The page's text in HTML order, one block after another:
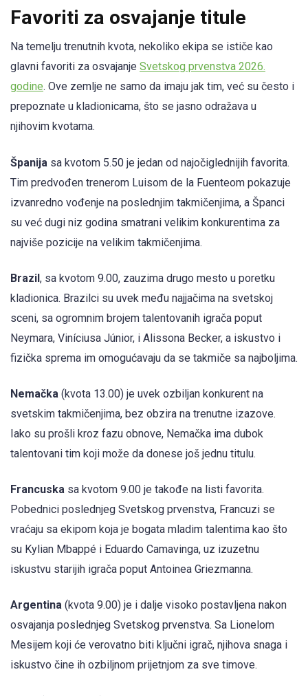
Favoriti za osvajanje titule
Na temelju trenutnih kvota, nekoliko ekipa se ističe kao
glavni favoriti za osvajanje Svetskog prvenstva 2026.
godine. Ove zemlje ne samo da imaju jak tim, već su često i
prepoznate u kladionicama, što se jasno odražava u
njihovim kvotama.
Španija sa kvotom 5.50 je jedan od najočiglednijih favorita.
Tim predvođen trenerom Luisom de la Fuenteom pokazuje
izvanredno vođenje na poslednjim takmičenjima, a Španci
su već dugi niz godina smatrani velikim konkurentima za
najviše pozicije na velikim takmičenjima.
Brazil, sa kvotom 9.00, zauzima drugo mesto u poretku
kladionica. Brazilci su uvek među najjačima na svetskoj
sceni, sa ogromnim brojem talentovanih igrača poput
Neymara, Viníciusa Júnior, i Alissona Becker, a iskustvo i
fizička sprema im omogućavaju da se takmiče sa najboljima.
Nemačka (kvota 13.00) je uvek ozbiljan konkurent na
svetskim takmičenjima, bez obzira na trenutne izazove.
Iako su prošli kroz fazu obnove, Nemačka ima dubok
talentovani tim koji može da donese još jednu titulu.
Francuska sa kvotom 9.00 je takođe na listi favorita.
Pobednici poslednjeg Svetskog prvenstva, Francuzi se
vraćaju sa ekipom koja je bogata mladim talentima kao što
su Kylian Mbappé i Eduardo Camavinga, uz izuzetnu
iskustvu starijih igrača poput Antoinea Griezmanna.
Argentina (kvota 9.00) je i dalje visoko postavljena nakon
osvajanja poslednjeg Svetskog prvenstva. Sa Lionelom
Mesijem koji će verovatno biti ključni igrač, njihova snaga i
iskustvo čine ih ozbiljnom prijetnjom za sve timove.